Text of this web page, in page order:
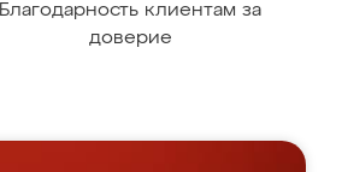
Благодарность клиентам за
доверие